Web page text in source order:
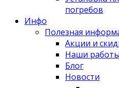
погребов
Инфо
Полезная
Акции и
Наши работы
Блог
Новости